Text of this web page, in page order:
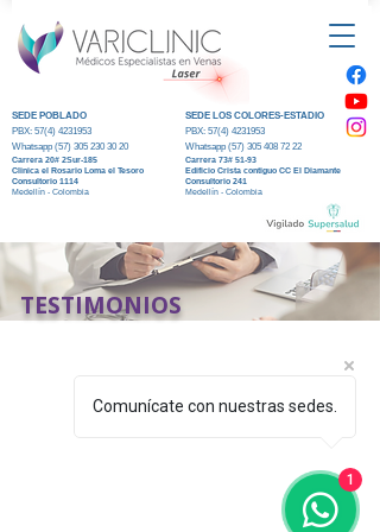
SEDE POBLADO
PBX: 57(4) 4231953
Whatsapp (57) 305 230 30 20
Carrera 20# 2Sur-185
Clinica el Rosario Loma el Tesoro
Consultorio 1114
Medellín - Colombia
SEDE LOS COLORES-ESTADIO
PBX: 57(4) 4231953
Whatsapp (57) 305 408 72 22
Carrera 73# 51-93
Edificio Crista contiguo CC El Diamante
Consultorio 241
Medellín - Colombia
TESTIMONIOS
Comunícate con nuestras sedes.
1